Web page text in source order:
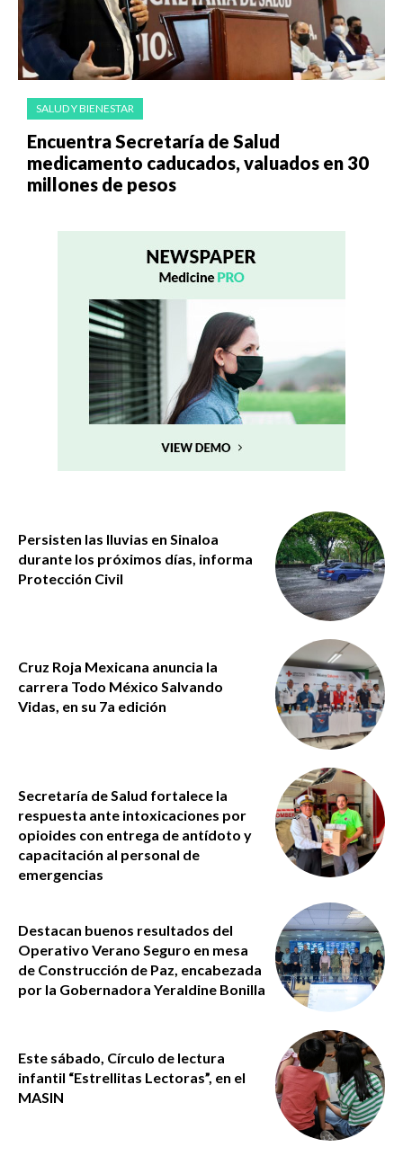
SALUD Y BIENESTAR
Encuentra Secretaría de Salud
medicamento caducados, valuados en 30
millones de pesos
Persisten las lluvias en Sinaloa
durante los próximos días, informa
Protección Civil
Cruz Roja Mexicana anuncia la
carrera Todo México Salvando
Vidas, en su 7a edición
Secretaría de Salud fortalece la
respuesta ante intoxicaciones por
opioides con entrega de antídoto y
capacitación al personal de
emergencias
Destacan buenos resultados del
Operativo Verano Seguro en mesa
de Construcción de Paz, encabezada
por la Gobernadora Yeraldine Bonilla
Este sábado, Círculo de lectura
infantil “Estrellitas Lectoras”, en el
MASIN